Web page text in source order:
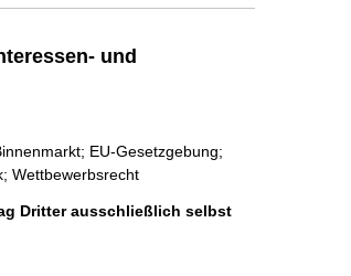
und
EU-Gesetzgebung;
Wettbewerbsrecht
Dritter ausschließlich selbst